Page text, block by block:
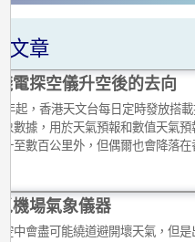
文章
電探空儀升空後的去向
年起，香港天文台每日定時發放搭
數據，用於天氣預報和數值天氣
至數百公里外，但偶爾也會降落在
機場氣象儀器
中會盡可能繞道避開壞天氣，但